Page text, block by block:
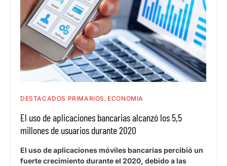
DESTACADOS PRIMARIOS ECONOMIA
El uso de aplicaciones bancarias alcanzó los 5,5
millones de usuarios durante 2020
El uso de aplicaciones móviles bancarias percibió un
fuerte crecimiento durante el 2020, debido a las